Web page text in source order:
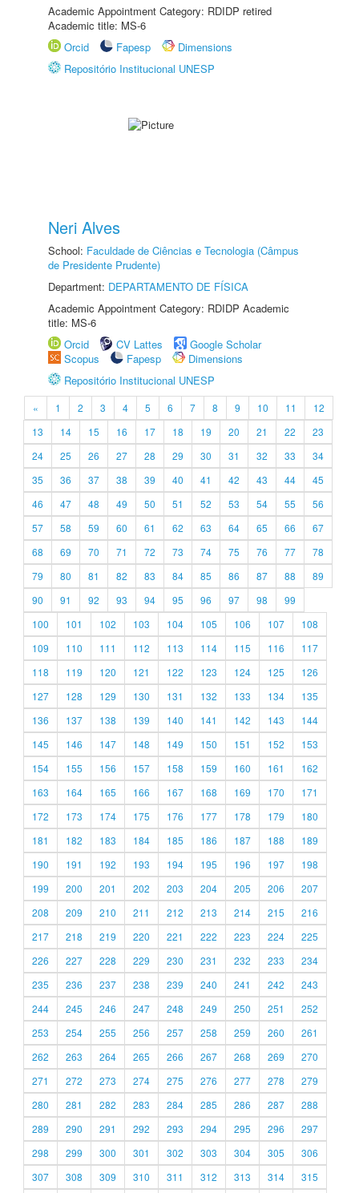
Academic Appointment Category: RDIDP retired
Academic title: MS-6
Orcid
Fapesp
Dimensions
Repositório Institucional UNESP
Neri Alves
School: Faculdade de Ciências e Tecnologia (Câmpus
de Presidente Prudente)
Department: DEPARTAMENTO DE FÍSICA
Academic Appointment Category: RDIDP Academic
title: MS-6
Orcid
CV Lattes
Google Scholar
Scopus
Fapesp
Dimensions
Repositório Institucional UNESP
« 1 2 3 4 5 6 7 8 9 10 11
12
13
14 15 16 17 18 19 20 21 22
23
24
25 26 27 28 29 30 31 32 33
34
35
36 37 38 39 40 41 42 43 44
45
46
47 48 49 50 51 52 53 54 55
56
57
58 59 60 61 62 63 64 65 66
67
68
69 70 71 72 73 74 75 76 77
78
79
80 81 82 83 84 85 86 87 88
89
90
91 92 93 94 95 96 97 98
99
100
101 102 103 104 105 106 107
108
109
110 111 112 113 114 115 116
117
118
119 120 121 122 123 124 125
126
127
128 129 130 131 132 133 134
135
136
137 138 139 140 141 142 143
144
145
146 147 148 149 150 151 152
153
154
155 156 157 158 159 160 161
162
163
164 165 166 167 168 169 170
171
172
173 174 175 176 177 178 179
180
181
182 183 184 185 186 187 188
189
190
191 192 193 194 195 196 197
198
199
200 201 202 203 204 205 206
207
208
209 210 211 212 213 214 215
216
217
218 219 220 221 222 223 224
225
226
227 228 229 230 231 232 233
234
235
236 237 238 239 240 241 242
243
244
245 246 247 248 249 250 251
252
253
254 255 256 257 258 259 260
261
262
263 264 265 266 267 268 269
270
271
272 273 274 275 276 277 278
279
280
281 282 283 284 285 286 287
288
289
290 291 292 293 294 295 296
297
298
299 300 301 302 303 304 305
306
307
308 309 310 311 312 313 314 315